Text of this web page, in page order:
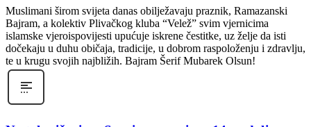
Muslimani širom svijeta danas obilježavaju praznik, Ramazanski
Bajram, a kolektiv Plivačkog kluba “Velež” svim vjernicima
islamske vjeroispovijesti upućuje iskrene čestitke, uz želje da isti
dočekaju u duhu običaja, tradicije, u dobrom raspoloženju i zdravlju,
te u krugu svojih najbližih. Bajram Šerif Mubarek Olsun!